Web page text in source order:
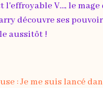
l'effroyable V..., le
découvre ses
aussitôt !
: Je me suis lancé